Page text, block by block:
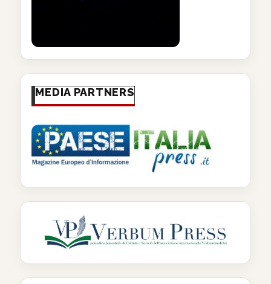
MEDIA PARTNERS